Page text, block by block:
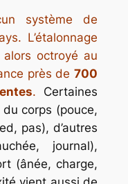
système de
L’étalonnage
octroyé au
près de700
. Certaines
corps (pouce,
pas), d’autres
journal),
(ânée, charge,